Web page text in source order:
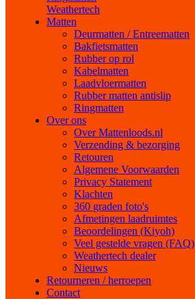
Weathertech
Matten
Deurmatten / Entreematten
Bakfietsmatten
Rubber op rol
Kabelmatten
Laadvloermatten
Rubber matten antislip
Ringmatten
Over ons
Over Mattenloods.nl
Verzending & bezorging
Retouren
Algemene Voorwaarden
Privacy Statement
Klachten
360 graden foto's
Afmetingen laadruimtes
Beoordelingen (Kiyoh)
Veel gestelde vragen (FAQ)
Weathertech dealer
Nieuws
Retourneren / herroepen
Contact